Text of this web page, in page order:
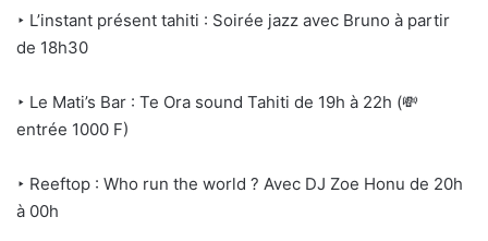
‣ L’instant présent tahiti : Soirée jazz avec Bruno à partir
de 18h30
‣ Le Mati’s Bar : Te Ora sound Tahiti de 19h à 22h (💸
entrée 1000 F)
‣ Reeftop : Who run the world ? Avec DJ Zoe Honu de 20h
à 00h